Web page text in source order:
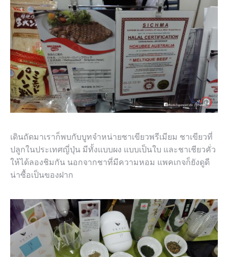
เดินถัดมาเราก็พบกับบูทจำหน่ายชาเขียวพรีเมียม ชาเขียวที่
ปลูกในประเทศญี่ปุ่น มีทั้งแบบผง แบบเป็นใบ และชาเชียวคั่ว
ให้ได้ลองชิมกัน นอกจากชาที่มีความหอม แพคเกจก็ยังดูดี
น่าซื้อเป็นของฝาก